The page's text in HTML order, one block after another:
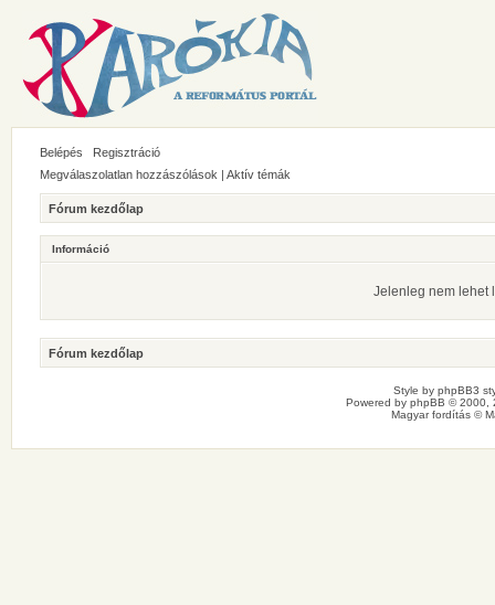
Belépés
Regisztráció
Megválaszolatlan hozzászólások | Aktív témák
Fórum kezdőlap
Információ
Jelenleg nem lehet
Fórum kezdőlap
Style by phpBB3
Powered by phpBB © 2000,
Magyar fordítás ©